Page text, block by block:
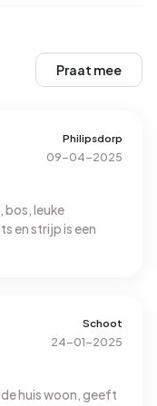
Praat mee
Philipsdorp
09-04-2025
bos, leuke
en strijp is een
Schoot
24-01-2025
huis woon, geeft